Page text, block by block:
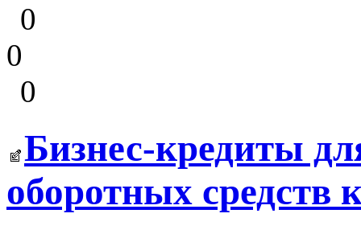
0
0
0
Бизнес-кредиты
оборотных средств